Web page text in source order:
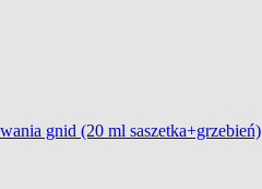
gnid (20 ml saszetka+grzebień)